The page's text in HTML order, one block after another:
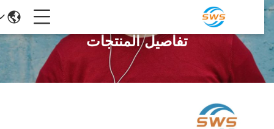
تفاصيل المنتجات